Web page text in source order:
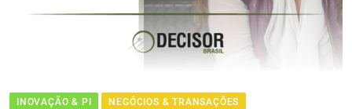
INOVAÇÃO & PI NEGÓCIOS & TRANSAÇÕES